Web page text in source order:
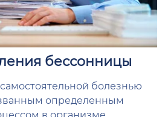
бессонницы
болезнью
определенным
в организме,